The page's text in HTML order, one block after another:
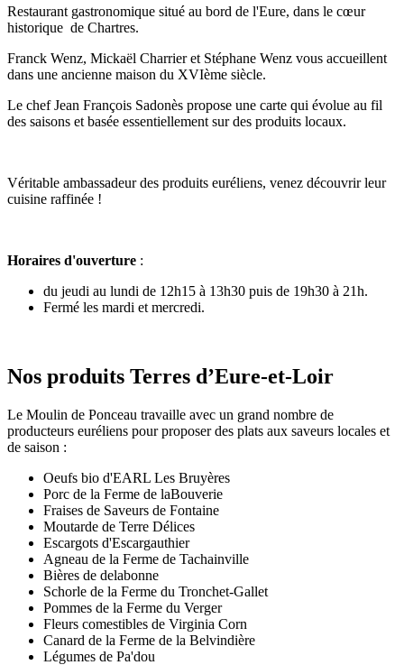
Restaurant gastronomique situé au bord de l'Eure, dans le cœur
historique de Chartres.
Franck Wenz, Mickaël Charrier et Stéphane Wenz vous accueillent
dans une ancienne maison du XVIème siècle.
Le chef Jean François Sadonès propose une carte qui évolue au fil
des saisons et basée essentiellement sur des produits locaux.
Véritable ambassadeur des produits euréliens, venez découvrir leur
cuisine raffinée !
Horaires d'ouverture :
du jeudi au lundi de 12h15 à 13h30 puis de 19h30 à 21h.
Fermé les mardi et mercredi.
Nos produits Terres d’Eure-et-Loir
Le Moulin de Ponceau travaille avec un grand nombre de
producteurs euréliens pour proposer des plats aux saveurs locales et
de saison :
Oeufs bio d'EARL Les Bruyères
Porc de la Ferme de laBouverie
Fraises de Saveurs de Fontaine
Moutarde de Terre Délices
Escargots d'Escargauthier
Agneau de la Ferme de Tachainville
Bières de delabonne
Schorle de la Ferme du Tronchet-Gallet
Pommes de la Ferme du Verger
Fleurs comestibles de Virginia Corn
Canard de la Ferme de la Belvindière
Légumes de Pa'dou